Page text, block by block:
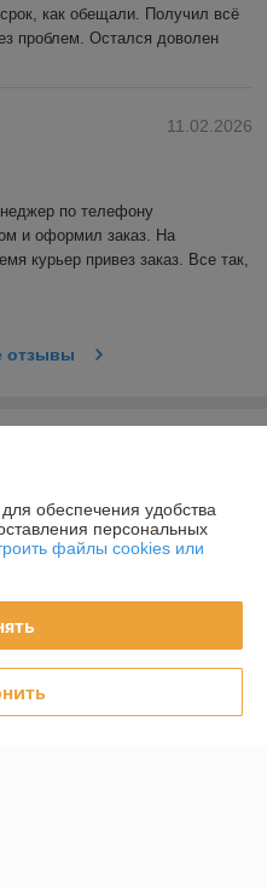
как обещали. Получил всё
проблем. Остался доволен
11.02.2026
по телефону
и оформил заказ. На
курьер привез заказ. Все так,
отзывы
обеспечения удобства
персональных
файлы cookies или